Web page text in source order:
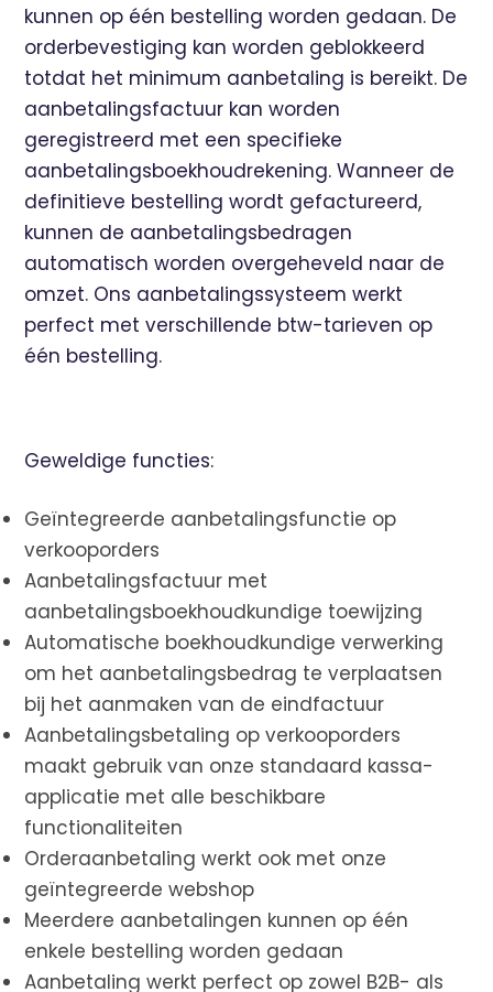
kunnen op één bestelling worden gedaan. De
orderbevestiging kan worden geblokkeerd
totdat het minimum aanbetaling is bereikt. De
aanbetalingsfactuur kan worden
geregistreerd met een specifieke
aanbetalingsboekhoudrekening. Wanneer de
definitieve bestelling wordt gefactureerd,
kunnen de aanbetalingsbedragen
automatisch worden overgeheveld naar de
omzet. Ons aanbetalingssysteem werkt
perfect met verschillende btw-tarieven op
één bestelling.
Geweldige functies:
Geïntegreerde aanbetalingsfunctie op
verkooporders
Aanbetalingsfactuur met
aanbetalingsboekhoudkundige toewijzing
Automatische boekhoudkundige verwerking
om het aanbetalingsbedrag te verplaatsen
bij het aanmaken van de eindfactuur
Aanbetalingsbetaling op verkooporders
maakt gebruik van onze standaard kassa-
applicatie met alle beschikbare
functionaliteiten
Orderaanbetaling werkt ook met onze
geïntegreerde webshop
Meerdere aanbetalingen kunnen op één
enkele bestelling worden gedaan
Aanbetaling werkt perfect op zowel B2B- als